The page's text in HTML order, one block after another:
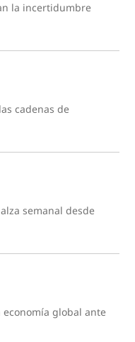
la incertidumbre
cadenas de
semanal desde
global ante